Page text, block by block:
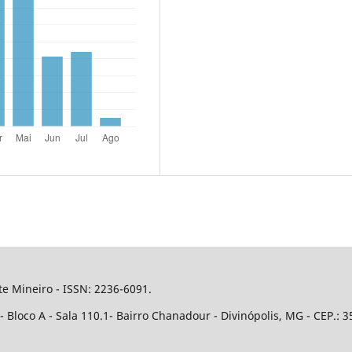
Mineiro - ISSN: 2236-6091.
A - Sala 110.1- Bairro Chanadour - Divinópolis, MG - CEP.: